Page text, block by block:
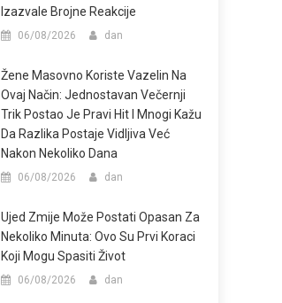
Izazvale Brojne Reakcije
06/08/2026 dan
Žene Masovno Koriste Vazelin Na
Ovaj Način: Jednostavan Večernji
Trik Postao Je Pravi Hit I Mnogi Kažu
Da Razlika Postaje Vidljiva Već
Nakon Nekoliko Dana
06/08/2026 dan
Ujed Zmije Može Postati Opasan Za
Nekoliko Minuta: Ovo Su Prvi Koraci
Koji Mogu Spasiti Život
06/08/2026 dan